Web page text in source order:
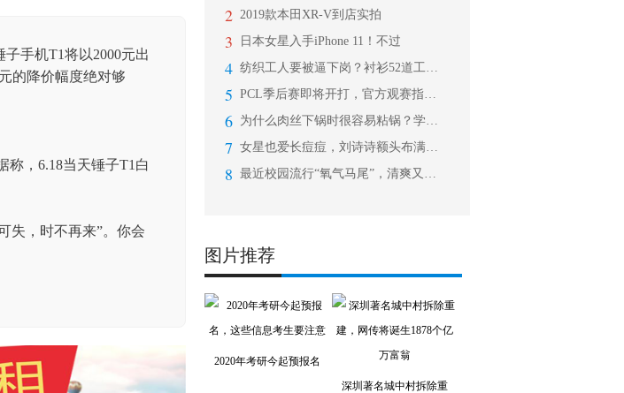
手机T1将以2000元出
的降价幅度绝对够
称，6.18当天锤子T1白
失，时不再来”。你会
2 2019款本田XR-V到店实拍
3 日本女星入手iPhone 11！不过
4 纺织工人要被逼下岗？衬衫52道工序6
5 PCL季后赛即将开打，官方观赛指南出
6 为什么肉丝下锅时很容易粘锅？学会这些
7 女星也爱长痘痘，刘诗诗额头布满粉刺，
8 最近校园流行“氧气马尾”，清爽又显高
图片推荐
2020年考研今起预报名
深圳著名城中村拆除重